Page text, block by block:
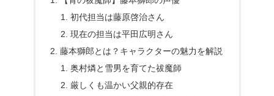
初代担当は藤原啓治さん
現在の担当は平田広明さん
藤本獅郎とは？キャラクターの魅力を解説
奥村燐と雪男を育てた祓魔師
厳しくも温かい父親的存在